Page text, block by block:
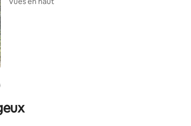
sur la base de 100 commentaires : 4,96 sur 5